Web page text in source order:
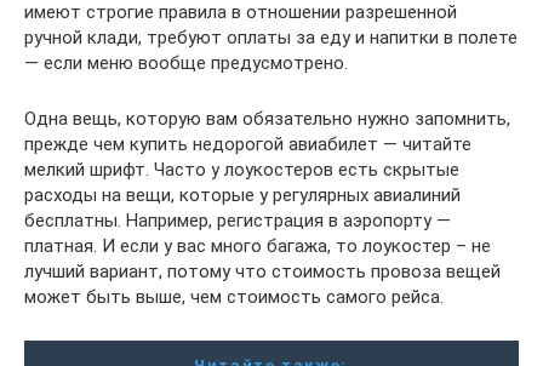
имеют строгие правила в отношении разрешенной
ручной клади, требуют оплаты за еду и напитки в полете
— если меню вообще предусмотрено.
Одна вещь, которую вам обязательно нужно запомнить,
прежде чем купить недорогой авиабилет — читайте
мелкий шрифт. Часто у лоукостеров есть скрытые
расходы на вещи, которые у регулярных авиалиний
бесплатны. Например, регистрация в аэропорту —
платная. И если у вас много багажа, то лоукостер – не
лучший вариант, потому что стоимость провоза вещей
может быть выше, чем стоимость самого рейса.